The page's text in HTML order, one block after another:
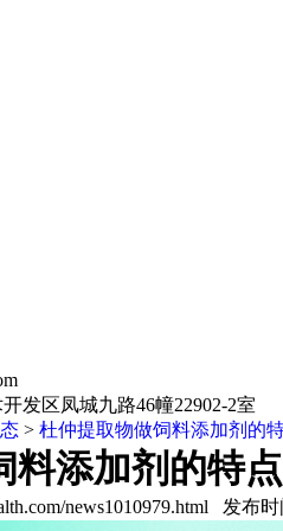
发区凤城九路46幢22902-2室
> 杜仲提取物做饲料添加剂的
料添加剂的特点
news1010979.html 发布